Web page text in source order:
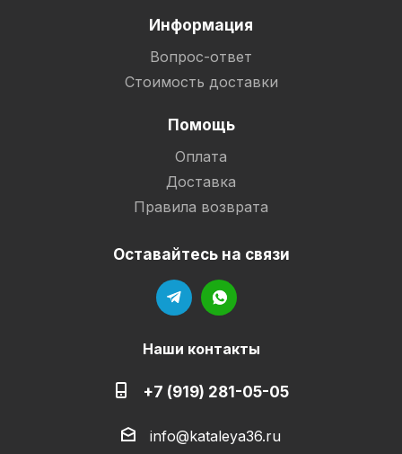
Информация
Вопрос-ответ
Стоимость доставки
Помощь
Оплата
Доставка
Правила возврата
Оставайтесь на связи
Наши контакты
+7 (919) 281-05-05
info@kataleya36.ru